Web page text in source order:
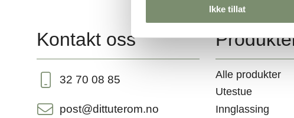
v
Ikke tillat
Kontakt oss
32 70 08 85
post@dittuterom.no
Alle produkter
Utestue
Innglassing